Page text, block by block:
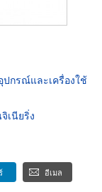
ปกรณ์และเครื่องใช้
เนียริ่ง
อีเมล